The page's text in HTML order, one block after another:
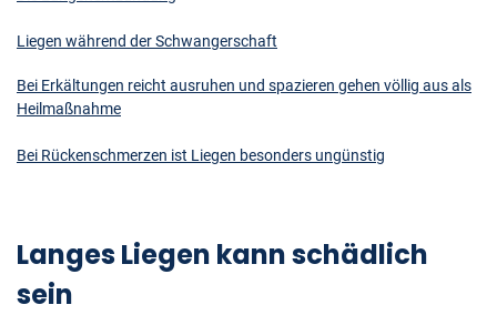
Liegen während der Schwangerschaft
Bei Erkältungen reicht ausruhen und spazieren gehen völlig aus als
Heilmaßnahme
Bei Rückenschmerzen ist Liegen besonders ungünstig
Langes Liegen kann schädlich
sein